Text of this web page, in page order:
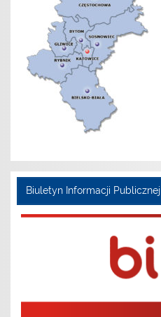
Biuletyn Informacji Publicznej